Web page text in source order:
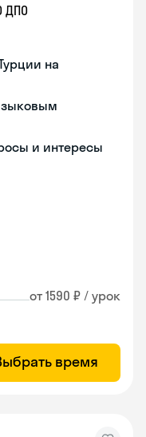
ДПО
на
и интересы
от 1590 ₽ / урок
время